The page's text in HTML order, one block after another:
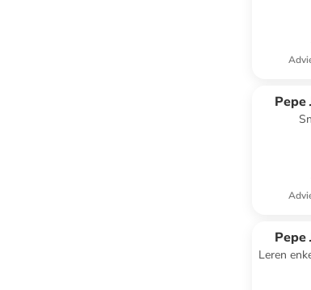
Pepe
Pepe
Leren